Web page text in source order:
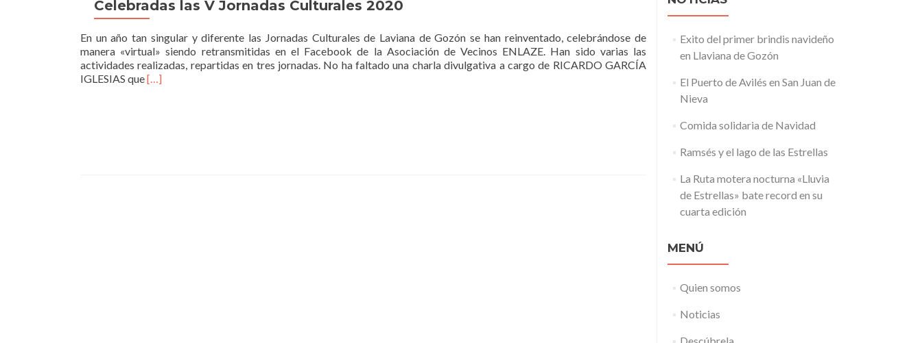
Celebradas las V Jornadas Culturales 2020
En un año tan singular y diferente las Jornadas Culturales de Laviana de Gozón se han reinventado, celebrándose de
manera «virtual» siendo retransmitidas en el Facebook de la Asociación de Vecinos ENLAZE. Han sido varias las
actividades realizadas, repartidas en tres jornadas. No ha faltado una charla divulgativa a cargo de RICARDO GARCÍA
IGLESIAS queRead
[…]
Exito del primer brindis navideño
en Llaviana de Gozón
El Puerto de Avilés en San Juan de
Nieva
Comida solidaria de Navidad
Ramsés y el lago de las Estrellas
La Ruta motera nocturna «Lluvia
de Estrellas» bate record en su
cuarta edición
MENÚ
Quien somos
Noticias